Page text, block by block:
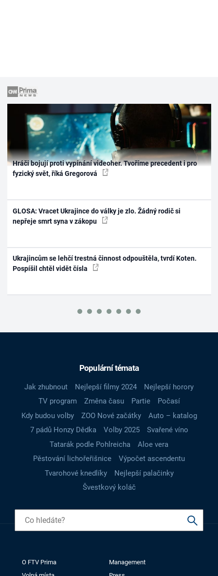
Hráči bojují proti vypínání videoher. Tvoříme precedent i pro
fyzický svět, říká Gregorová
GLOSA: Vracet Ukrajince do války je zlo. Žádný rodič si
nepřeje smrt syna v zákopu
Ukrajincům se lehčí trestná činnost odpouštěla, tvrdí Koten.
Pospíšil chtěl vidět čísla
Populární témata
Jak zhubnout Nejlepší filmy 2024
Nejlepší horory
TV program
Změna času Partie
Počasí
Kdy budou volby
ZOO Nové začátky
Auto – katalog
7 pádů Honzy Dědka
Volby 2025
Svařené víno
Tatarák podle Pohlreicha
Aloe vera
Pěstování lichořeřišnice
Výpočet ascendentu
Tvarohové knedlíky
Nejlepší palačinky
Švestkový koláč
O FTV Prima
Management